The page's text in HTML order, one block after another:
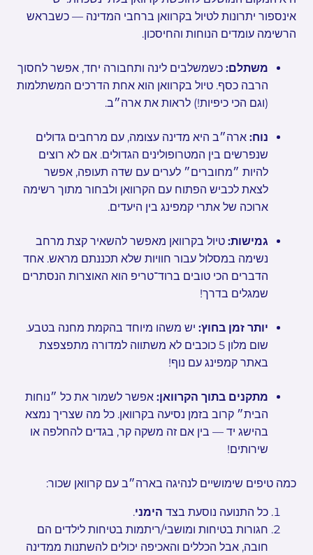
אינספור יתרונות לטיול בקרוואן ברחבי המדינה — כשבראש
הרשימה עומדים הנוחות והחיסכון.
משתלם:כשמשלבים לינה ותחבורה יחד, אפשר לחסוך
הרבה כסף. טיול בקרוואן הוא אחת הדרכים המשתלמות
(וגם הכי כיפיות!) לראות את ארה״ב.
נוח:ארה״ב היא מדינה עצומה, עם מרחבים גדולים
שנפרשים בין המטרופולינים הגדולים. אם לא רוצים
להיות ״מחוברים״ לערים עם שדה תעופה, אפשר
לצאת לכביש הפתוח עם הקרוואן ולבחור מתוך רשימה
ארוכה של אתרי קמפינג בין היעדים.
גמישות:טיול בקרוואן מאפשר להשאיר קצת מרחב
נשימה במסלול עבור חוויות שלא תכננתם מראש. אחד
הדברים הכי טובים ברוד־טריפ הוא האוצרות הנסתרים
שמגלים בדרך!
יותר זמן בחוץ:יש משהו מיוחד בהקמת מחנה בטבע.
שום מלון 5 כוכבים לא משתווה למדורה מתפצפצת
באתר קמפינג עם נוף!
מתקנים בתוך הקרוואן:אפשר לשמור את כל ״נוחות
הבית״ קרוב בזמן נסיעה בקרוואן. כל מה שצריך נמצא
בהישג יד — בין אם זה משקה קר, בגדים להחלפה או
שירותים!
כמה טיפים שימושיים לנהיגה בארה״ב עם קרוואן שכור:
כל התנועה נוסעת בצד הימני.
חגורות בטיחות ומושבי/ריתמות בטיחות לילדים הם
חובה, אבל הכללים והאכיפה יכולים להשתנות ממדינה